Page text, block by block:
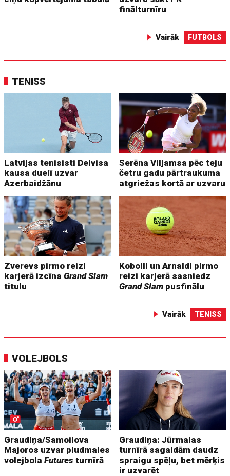
finālturnīru
Vairāk FUTBOLS
TENISS
Latvijas tenisisti Deivisa
kausa duelī uzvar
Azerbaidžānu
Serēna Viljamsa pēc teju
četru gadu pārtraukuma
atgriežas kortā ar uzvaru
Zverevs pirmo reizi
karjerā izcīnaGrand Slam
titulu
Kobolli un Arnaldi pirmo
reizi karjerā sasniedz
Grand Slam pusfinālu
Vairāk TENISS
VOLEJBOLS
Graudiņa/Samoilova
Majoros uzvar pludmales
volejbolaFutures turnīrā
Graudiņa: Jūrmalas
turnīrā sagaidām daudz
spraigu spēļu, bet mērķis
ir uzvarēt